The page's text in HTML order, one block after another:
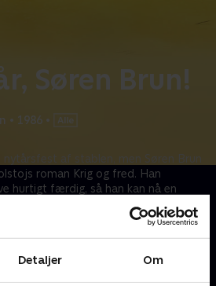
Detaljer Om
Søren Brun!
• 1986 •
nytårsfest af stablen, men Søren Brun
roman Krig og fred. Han
hurtigt færdig, så han kan nå en